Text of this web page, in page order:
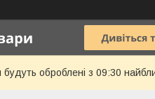
оброблені з 09:30